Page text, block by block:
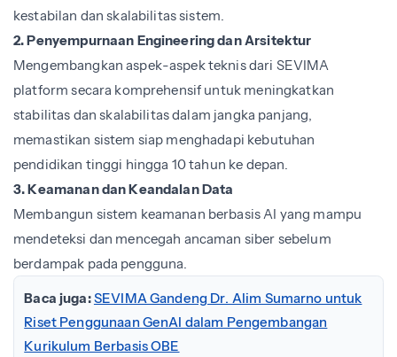
kestabilan dan skalabilitas sistem.
2. Penyempurnaan Engineering dan Arsitektur
Mengembangkan aspek-aspek teknis dari SEVIMA
platform secara komprehensif untuk meningkatkan
stabilitas dan skalabilitas dalam jangka panjang,
memastikan sistem siap menghadapi kebutuhan
pendidikan tinggi hingga 10 tahun ke depan.
3. Keamanan dan Keandalan Data
Membangun sistem keamanan berbasis AI yang mampu
mendeteksi dan mencegah ancaman siber sebelum
berdampak pada pengguna.
Baca juga:SEVIMA Gandeng Dr. Alim Sumarno untuk
Riset Penggunaan GenAI dalam Pengembangan
Kurikulum Berbasis OBE